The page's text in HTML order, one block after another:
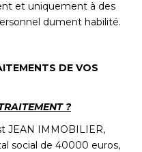
et uniquement à des
dument habilité.
DE VOS
?
JEAN IMMOBILIER,
social de 40000 euros,